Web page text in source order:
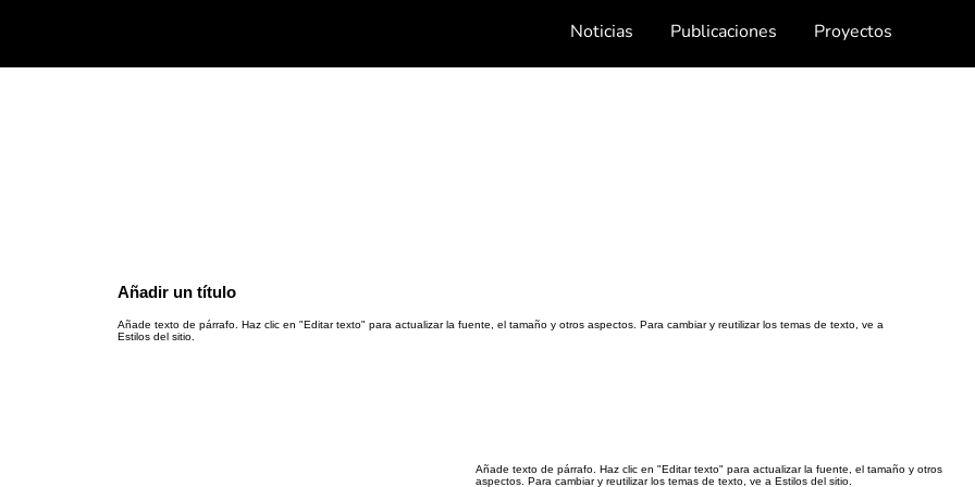
Noticias Publicaciones Proyectos
Añadir un título
Añade texto de párrafo. Haz clic en "Editar texto" para actualizar la fuente, el tamaño y otros aspectos. Para cambiar y reutilizar los temas de texto, ve a
Estilos del sitio.
Añade texto de párrafo. Haz clic en "Editar texto" para actualizar la fuente, el tamaño y otros
aspectos. Para cambiar y reutilizar los temas de texto, ve a Estilos del sitio.